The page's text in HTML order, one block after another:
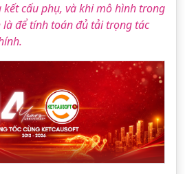
kết cấu phụ, và khi mô hình trong
là để tính toán đủ tải trọng tác